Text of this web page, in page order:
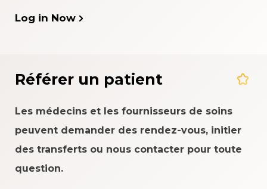
Log in Now
Référer un patient
Les médecins et les fournisseurs de soins
peuvent demander des rendez-vous, initier
des transferts ou nous contacter pour toute
question.